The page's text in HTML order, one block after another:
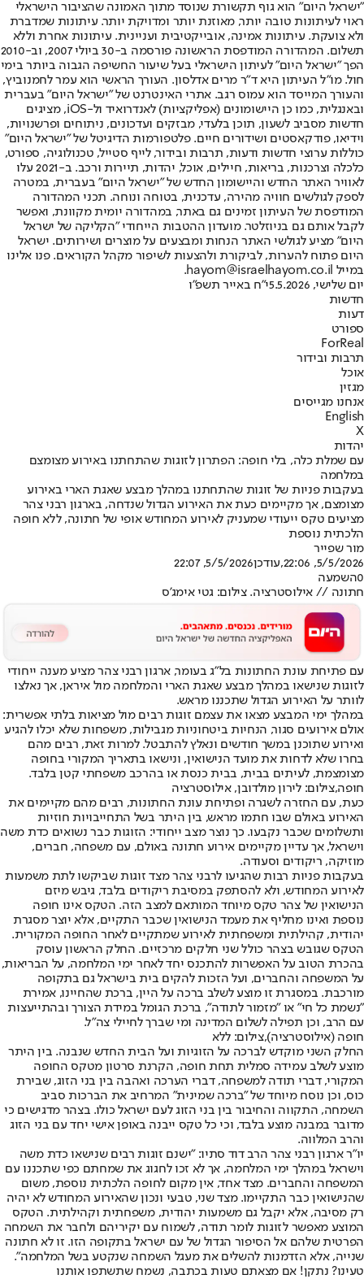
"ישראל היום" הוא גוף תקשורת שנוסד מתוך האמונה שהציבור הישראלי
ראוי לעיתונות טובה יותר, מאוזנת יותר ומדויקת יותר. עיתונות שמדברת
ולא צועקת. עיתונות אמינה, אובייקטיבית ועניינית. עיתונות אחרת וללא
תשלום. המהדורה המודפסת הראשונה פורסמה ב-30 ביולי 2007, וב-2010
הפך "ישראל היום" לעיתון הישראלי בעל שיעור החשיפה הגבוה ביותר בימי
חול. מו"ל העיתון היא ד"ר מרים אדלסון. העורך הראשי הוא עמר לחמנוביץ,
והעורך המייסד הוא עמוס רגב. אתרי האינטרנט של "ישראל היום" בעברית
ובאנגלית, כמו כן היישומונים (אפליקציות) לאנדרואיד ול-iOS, מציגים
חדשות מסביב לשעון, תוכן בלעדי, מבזקים ועדכונים, ניתוחים ופרשנויות,
וידיאו, פודקאסטים ושידורים חיים. פלטפורמות הדיגיטל של "ישראל היום"
כוללות ערוצי חדשות ודעות, תרבות ובידור, לייף סטייל, טכנולוגיה, ספורט,
כלכלה וצרכנות, בריאות, חיילים, אוכל, יהדות, תיירות ורכב. ב-2021 עלו
לאוויר האתר החדש והיישומון החדש של "ישראל היום" בעברית, במטרה
לספק לגולשים חוויה מהירה, עדכנית, בטוחה ונוחה. תכני המהדורה
המודפסת של העיתון זמינים גם באתר, במהדורה יומית מקוונת, ואפשר
לקבל אותם גם בניוזלטר. מועדון ההטבות הייחודי "הקליקה של ישראל
היום" מציע לגולשי האתר הנחות ומבצעים על מוצרים ושירותים. ישראל
היום פתוח להערות, לביקורת ולהצעות לשיפור מקהל הקוראים. פנו אלינו
במייל hayom@israelhayom.co.il.
יום שלישי, 5.5.2026
י"ח באייר תשפ"ו
חדשות
דעות
ספורט
ForReal
תרבות ובידור
אוכל
מגזין
אנחנו מגייסים
English
X
יהדות
עם שמלת כלה, בלי חופה: הפתרון לזוגות שהתחתנו באירוע מצומצם
במלחמה
בעקבות פניות של זוגות שהתחתנו במהלך מבצע שאגת הארי באירוע
מצומצם, אך מקיימים כעת את האירוע הגדול שנדחה, בארגון רבני צהר
מציעים טקס ייעודי שמעניק לאירוע המחודש אופי של חתונה, ללא חופה
הלכתית נוספת
מור שפייר
5/5/2026, 22:06
,עודכן5/5/2026, 22:07
0השמעה
חתונה // אילוסטרציה. צילום: גטי אימג'ס
עם פתיחת עונת החתונות בל"ג בעומר, ארגון רבני צהר מציע מענה ייחודי
לזוגות שנישאו במהלך מבצע שאגת הארי והמלחמה מול איראן, אך נאלצו
לוותר על האירוע הגדול שתכננו מראש.
במהלך ימי המבצע מצאו את עצמם זוגות רבים מול מציאות בלתי אפשרית:
אולם אירועים סגור, הנחיות ביטחוניות מגבילות, משפחות שלא יכלו להגיע
ואירוע שתוכנן במשך חודשים ונאלץ להתבטל. למרות זאת, רבים מהם
בחרו שלא לדחות את מועד הנישואין, ונישאו בתאריך המקורי בחופה
מצומצמת, לעיתים בבית, בבית כנסת או בהרכב משפחתי קטן בלבד.
חופה,צילום: לירון מולדובן, אילוסטרציה
כעת, עם החזרה לשגרה ופתיחת עונת החתונות, רבים מהם מקיימים את
האירוע באולם שבו חתמו מראש, בין היתר בשל התחייבויות חוזיות
ותשלומים שכבר נקבעו. כך נוצר מצב ייחודי: הזוגות כבר נשואים כדת משה
וישראל, אך עדיין מקיימים אירוע חתונה באולם, עם משפחה, חברים,
מוזיקה, ריקודים וסעודה.
בעקבות פניות רבות שהגיעו לרבני צהר מצד זוגות שביקשו לתת משמעות
לאירוע המחודש, ולא להסתפק במסיבת ריקודים בלבד, גיבש מיזם
הנישואין של צהר טקס מיוחד המותאם למצב הזה. הטקס אינו חופה
נוספת ואינו מחליף את מעמד הנישואין שכבר התקיים, אלא יוצר מסגרת
יהודית, קהילתית ומשפחתית לאירוע שמתקיים לאחר החופה המקורית.
הטקס שגובש בצהר כולל שני חלקים מרכזיים. החלק הראשון עוסק
בהכרת הטוב על האפשרות להתכנס יחד לאחר ימי המלחמה, על הבריאות,
על המשפחה והחברים, ועל הזכות להקים בית בישראל גם בתקופה
מורכבת. במסגרת זו מוצע לשלב ברכה על היין, ברכת שהחיינו, אמירת
"נשמת כל חי" או "מזמור לתודה", ברכת הגומל במידת הצורך ובהתייעצות
עם הרב, וכן תפילה לשלום המדינה ומי שברך לחיילי צה"ל.
חופה (אילוסטרציה),צילום: ללא
החלק השני מוקדש לברכה על הזוגיות ועל הבית החדש שנבנה. בין היתר
מוצע לשלב עמידה סמלית תחת חופה, הקרנת סרטון מטקס החופה
המקורי, דברי תודה למשפחה, דברי הערכה ואהבה בין בני הזוג, שבירת
כוס, וכן נוסח מיוחד של "ברכה שמינית" המרחיב את הברכות סביב
השמחה, התקווה והחיבור בין בני הזוג לעם ישראל כולו. בצהר מדגישים כי
מדובר במבנה מוצע בלבד, וכי כל טקס ייבנה באופן אישי יחד עם בני הזוג
והרב המלווה.
יו"ר ארגון רבני צהר הרב דוד סתיו: "ישנם זוגות רבים שנישאו כדת משה
וישראל במהלך ימי המלחמה, אך לא זכו לחגוג את שמחתם כפי שתכננו עם
המשפחה והחברים. מצד אחד, אין מקום לחופה הלכתית נוספת, משום
שהנישואין כבר התקיימו. מצד שני, טבעי ונכון שהאירוע המחודש לא יהיה
רק מסיבה, אלא יקבל גם משמעות יהודית, משפחתית וקהילתית. הטקס
המוצע מאפשר לזוגות לומר תודה, לשמוח עם יקיריהם ולחבר את השמחה
הפרטית שלהם אל הסיפור הגדול של עם ישראל בתקופה הזו. זו לא חתונה
שנייה, אלא הזדמנות להשלים את מעגל השמחה שנקטע בשל המלחמה".
טעינו? נתקן! אם מצאתם טעות בכתבה, נשמח שתשתפו אותנו